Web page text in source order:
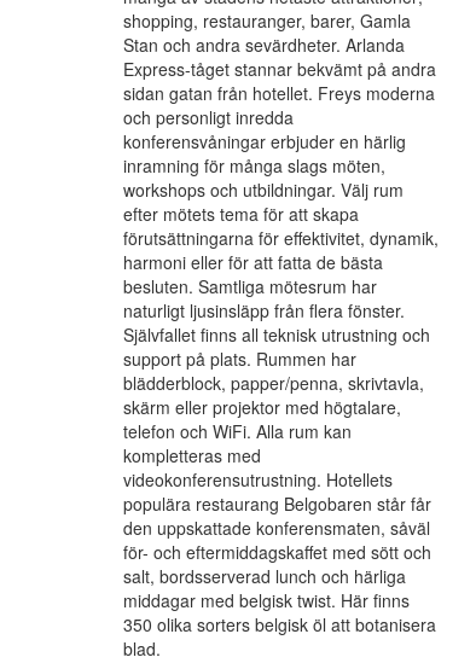
shopping, restauranger, barer, Gamla
Stan och andra sevärdheter. Arlanda
Express-tåget stannar bekvämt på andra
sidan gatan från hotellet. Freys moderna
och personligt inredda
konferensvåningar erbjuder en härlig
inramning för många slags möten,
workshops och utbildningar. Välj rum
efter mötets tema för att skapa
förutsättningarna för effektivitet, dynamik,
harmoni eller för att fatta de bästa
besluten. Samtliga mötesrum har
naturligt ljusinsläpp från flera fönster.
Självfallet finns all teknisk utrustning och
support på plats. Rummen har
blädderblock, papper/penna, skrivtavla,
skärm eller projektor med högtalare,
telefon och WiFi. Alla rum kan
kompletteras med
videokonferensutrustning. Hotellets
populära restaurang Belgobaren står får
den uppskattade konferensmaten, såväl
för- och eftermiddagskaffet med sött och
salt, bordsserverad lunch och härliga
middagar med belgisk twist. Här finns
350 olika sorters belgisk öl att botanisera
blad.